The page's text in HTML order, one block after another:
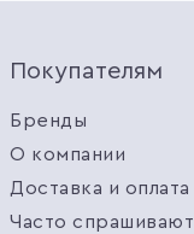
Покупателям
Бренды
О компании
Доставка и оплата
Часто спрашивают